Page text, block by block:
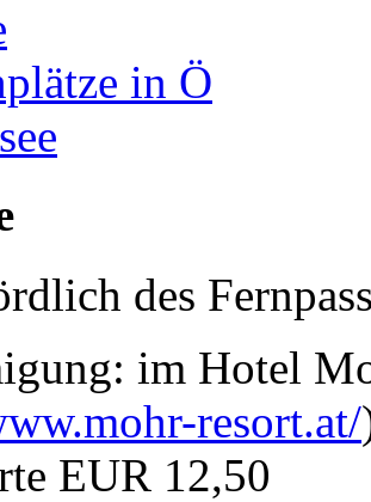
in Ö
des
im Hotel
resort.at/
EUR 12,50